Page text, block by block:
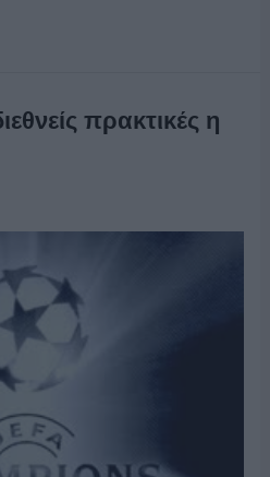
πρακτικές η